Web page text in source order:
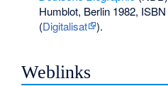
Humblot, Berlin 1982,
(Digitalisat ).
Weblinks